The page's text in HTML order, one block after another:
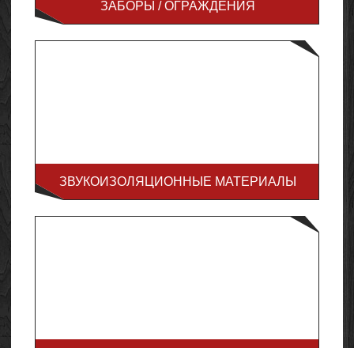
ЗАБОРЫ / ОГРАЖДЕНИЯ
ЗВУКОИЗОЛЯЦИОННЫЕ МАТЕРИАЛЫ